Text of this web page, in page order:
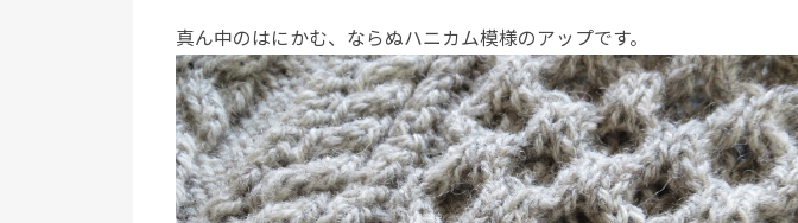
真ん中のはにかむ、ならぬハニカム模様のアップです。